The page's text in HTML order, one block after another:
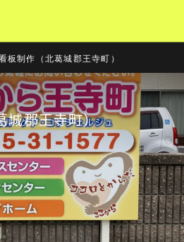
板制作（北葛城郡王寺町）
城郡王寺町）